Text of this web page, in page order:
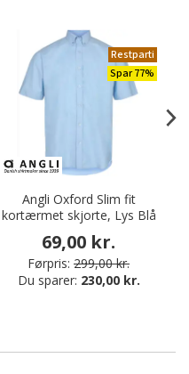
Restparti
Spar 77%
Angli Oxford Slim fit
kortærmet skjorte, Lys Blå
69,00 kr.
Førpris: 299,00 kr.
Du sparer: 230,00 kr.